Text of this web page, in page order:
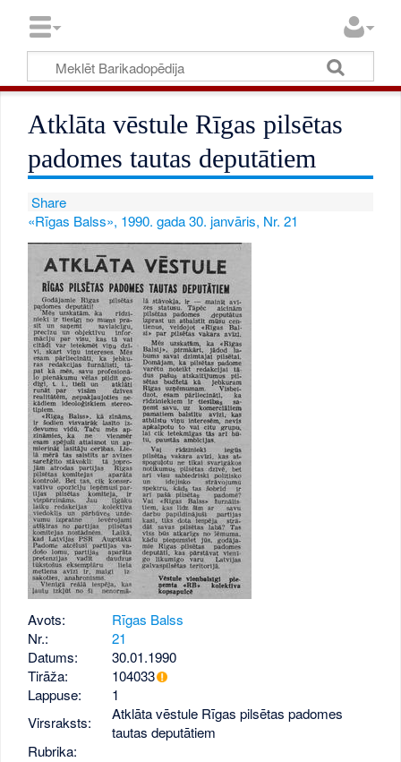
Atklāta vēstule Rīgas pilsētas
padomes tautas deputātiem
Share
«Rīgas Balss», 1990. gada 30. janvāris, Nr. 21
Avots:
Rīgas Balss
Nr.:
21
Datums:
30.01.1990
Tirāža:
104033
Lappuse:
1
Virsraksts:
Atklāta vēstule Rīgas pilsētas padomes
tautas deputātiem
Rubrika: